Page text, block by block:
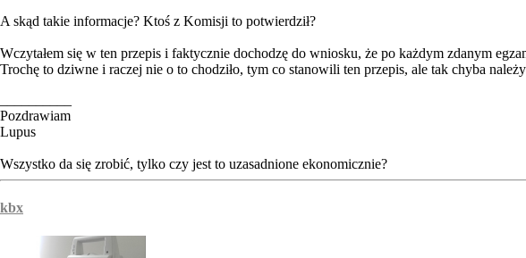
A skąd takie informacje? Ktoś z Komisji to potwierdził?
Wczytałem się w ten przepis i faktycznie dochodzę do wniosku, że po każdym zdanym
Trochę to dziwne i raczej nie o to chodziło, tym co stanowili ten przepis, ale tak chyba
Pozdrawiam
Lupus
Wszystko da się zrobić, tylko czy jest to uzasadnione ekonomicznie?
kbx